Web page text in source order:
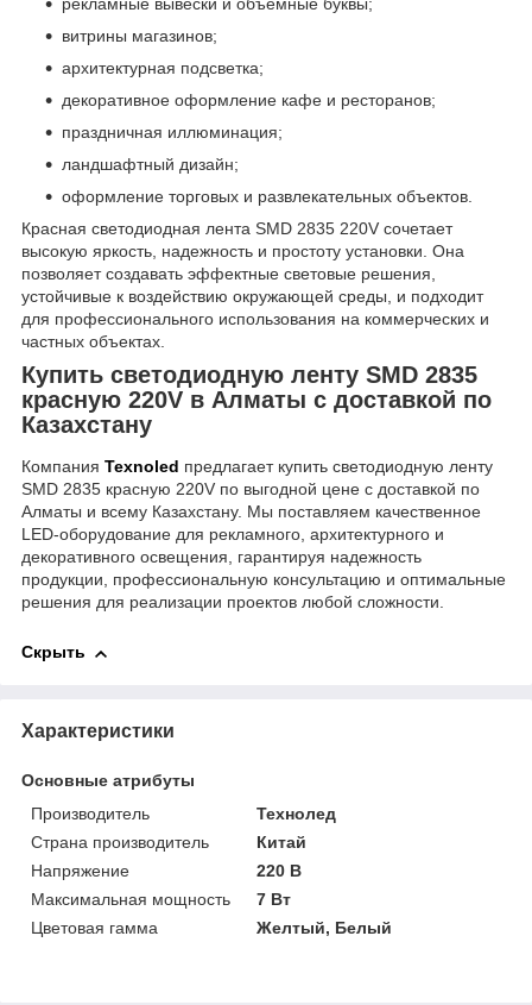
витрины магазинов;
архитектурная подсветка;
декоративное оформление кафе и ресторанов;
праздничная иллюминация;
ландшафтный дизайн;
оформление торговых и развлекательных объектов.
Красная светодиодная лента SMD 2835 220V сочетает
высокую яркость, надежность и простоту установки. Она
позволяет создавать эффектные световые решения,
устойчивые к воздействию окружающей среды, и подходит
для профессионального использования на коммерческих и
частных объектах.
Купить светодиодную ленту SMD 2835
красную 220V в Алматы с доставкой по
Казахстану
Компания Texnoled предлагает купить светодиодную ленту
SMD 2835 красную 220V по выгодной цене с доставкой по
Алматы и всему Казахстану. Мы поставляем качественное
LED-оборудование для рекламного, архитектурного и
декоративного освещения, гарантируя надежность
продукции, профессиональную консультацию и оптимальные
решения для реализации проектов любой сложности.
Скрыть
Характеристики
Основные атрибуты
Производитель
Технолед
Страна производитель
Китай
Напряжение
220 В
Максимальная мощность
7 Вт
Цветовая гамма
Желтый, Белый